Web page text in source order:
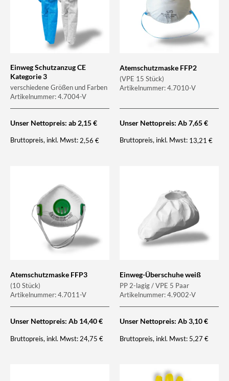
Einweg Schutzanzug CE
Kategorie 3
verschiedene Größen und Farben
Artikelnummer: 4.7004-V
Unser Nettopreis: ab 2,15€
Bruttopreis, inkl. Mwst: 2,56€
Atemschutzmaske FFP2
(VPE 15 Stück)
Artikelnummer: 4.7010-V
Unser Nettopreis: Ab7,65€
Bruttopreis, inkl. Mwst: 13,21€
Atemschutzmaske FFP3
(10 Stück)
Artikelnummer: 4.7011-V
Unser Nettopreis: Ab 14,40€
Bruttopreis, inkl. Mwst: 24,75€
Einweg-Überschuhe weiß
PP 2-lagig / VPE 5 Paar
Artikelnummer: 4.9002-V
Unser Nettopreis: Ab3,10€
Bruttopreis, inkl. Mwst: 5,27€